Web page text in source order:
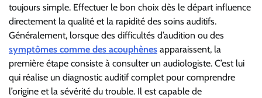
toujours simple. Effectuer le bon choix dès le départ influence
directement la qualité et la rapidité des soins auditifs.
Généralement, lorsque des difficultés d’audition ou des
symptômes comme des acouphènes apparaissent, la
première étape consiste à consulter un audiologiste. C’est lui
qui réalise un diagnostic auditif complet pour comprendre
l’origine et la sévérité du trouble. Il est capable de